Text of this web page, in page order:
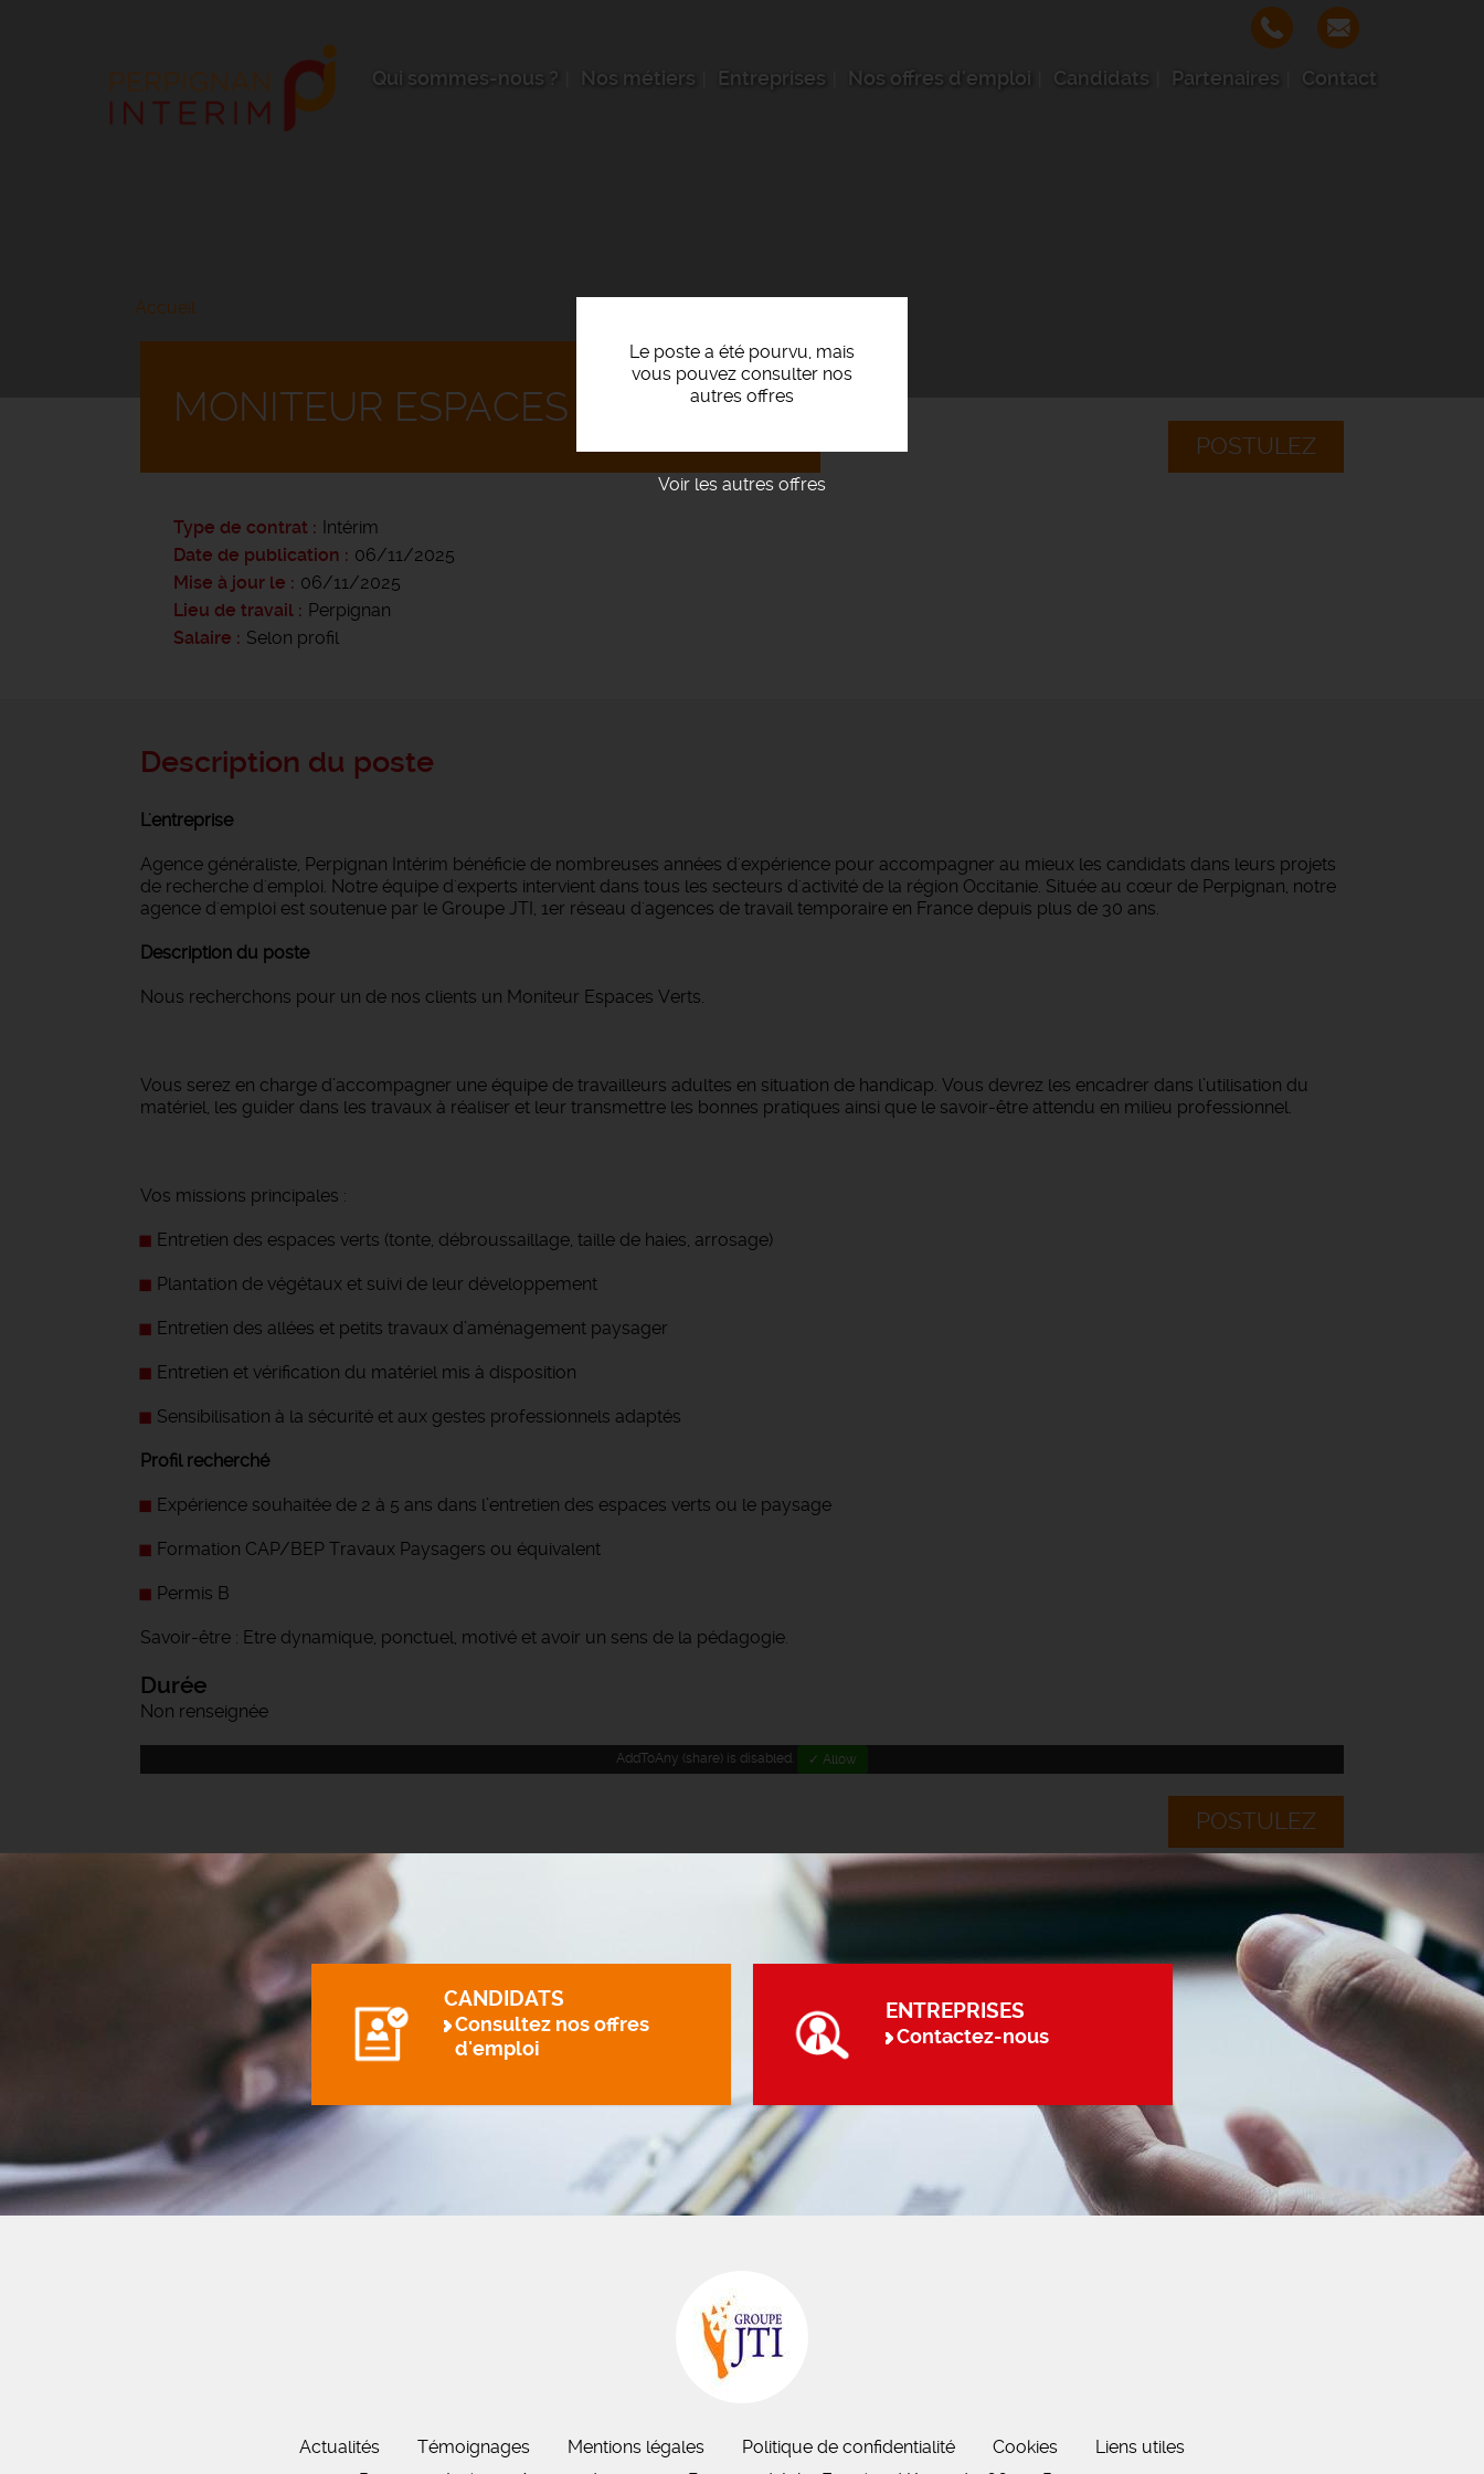
Qui sommes-nous ? Nos métiers Entreprises Nos offres d'emploi Candidats Partenaires Contact
Accueil
Le poste a été pourvu, mais
vous pouvez consulter nos
autres offres
Voir les autres offres
POSTULEZ
MONITEUR ESPACES VERTS F/H
Type de contrat
Intérim
Date de publication
06/11/2025
Mise à jour le
06/11/2025
Lieu de travail
Perpignan
Salaire
Selon profil
Description du poste
L'entreprise
Agence généraliste, Perpignan Intérim bénéficie de nombreuses années d'expérience pour accompagner au mieux les candidats dans leurs projets
de recherche d'emploi. Notre équipe d'experts intervient dans tous les secteurs d'activité de la région Occitanie. Située au cœur de Perpignan, notre
agence d'emploi est soutenue par le Groupe JTI, 1er réseau d'agences de travail temporaire en France depuis plus de 30 ans.
Description du poste
Nous recherchons pour un de nos clients un Moniteur Espaces Verts.
Vous serez en charge d’accompagner une équipe de travailleurs adultes en situation de handicap. Vous devrez les encadrer dans l’utilisation du
matériel, les guider dans les travaux à réaliser et leur transmettre les bonnes pratiques ainsi que le savoir-être attendu en milieu professionnel.
Vos missions principales :
Entretien des espaces verts (tonte, débroussaillage, taille de haies, arrosage)
Plantation de végétaux et suivi de leur développement
Entretien des allées et petits travaux d’aménagement paysager
Entretien et vérification du matériel mis à disposition
Sensibilisation à la sécurité et aux gestes professionnels adaptés
Profil recherché
Expérience souhaitée de 2 à 5 ans dans l’entretien des espaces verts ou le paysage
Formation CAP/BEP Travaux Paysagers ou équivalent
Permis B
Savoir-être : Etre dynamique, ponctuel, motivé et avoir un sens de la pédagogie.
Durée
Non renseignée
AddToAny (share) is disabled. ✓ Allow
POSTULEZ
CANDIDATS
Consultez nos offres
d'emploi
ENTREPRISES
Contactez-nous
Actualités Témoignages Mentions légales Politique de confidentialité Cookies
Liens utiles